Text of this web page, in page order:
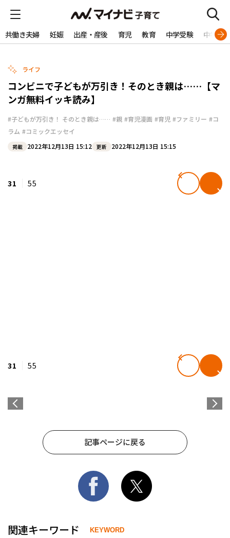
共働き夫婦 妊娠 出産・産後 育児 教育 中学受験 中学生
ライフ
コンビニで子どもが万引き！そのとき親は……【マ
ンガ無料イッキ読み】
#子どもが万引き！ そのとき親は…… #親 #育児漫画 #育児 #ファミリー #コ
ラム #コミックエッセイ
掲載 2022年12月13日 15:12 更新 2022年12月13日 15:15
31 55
31 55
記事ページに戻る
関連キーワード KEYWORD